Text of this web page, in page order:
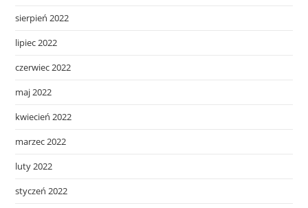
sierpień 2022
lipiec 2022
czerwiec 2022
maj 2022
kwiecień 2022
marzec 2022
luty 2022
styczeń 2022